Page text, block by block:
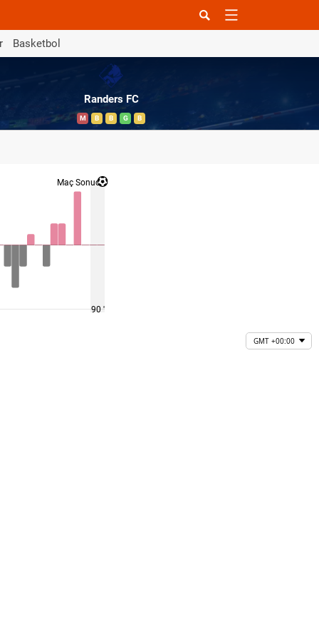
Basketbol
Randers FC
M B B G B
Maç Sonucu
90 '
GMT +00:00